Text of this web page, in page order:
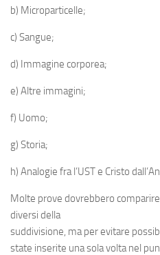
b) Microparticelle;
c) Sangue;
d) Immagine corporea;
e) Altre immagini;
f) Uomo;
g) Storia;
h) Analogie fra l’UST e Cristo
Molte prove dovrebbero
diversi della
suddivisione, ma per evitare
state inserite una sola volta nel